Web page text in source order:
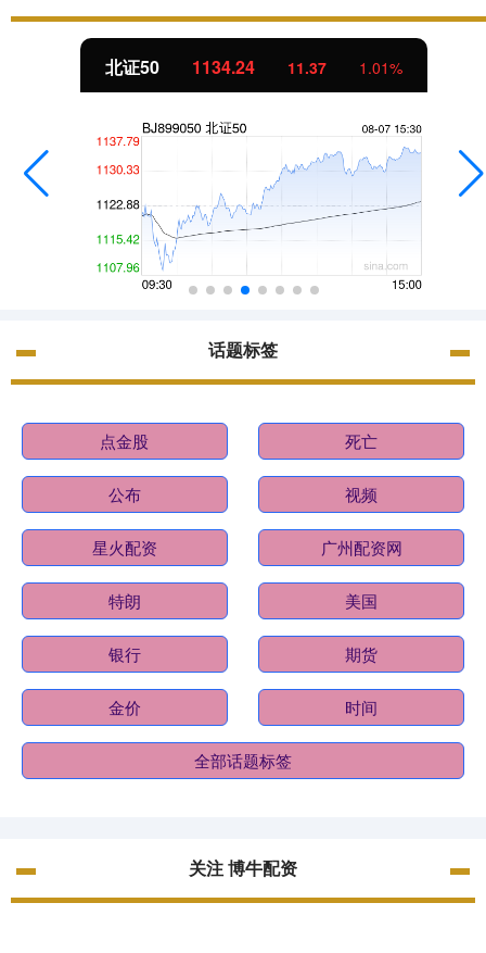
北证50 1134.24 11.37 1.01%
话题标签
点金股 死亡
公布 视频
星火配资 广州配资网
特朗 美国
银行 期货
金价 时间
全部话题标签
关注 博牛配资